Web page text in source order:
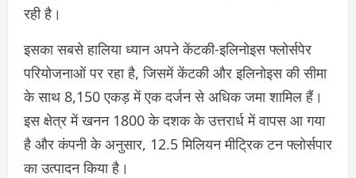
रही है।
इसका सबसे हालिया ध्यान अपने केंटकी-इलिनोइस फ्लोर्सपेर
परियोजनाओं पर रहा है, जिसमें केंटकी और इलिनोइस की सीमा
के साथ 8,150 एकड़ में एक दर्जन से अधिक जमा शामिल हैं।
इस क्षेत्र में खनन 1800 के दशक के उत्तरार्ध में वापस आ गया
है और कंपनी के अनुसार, 12.5 मिलियन मीट्रिक टन फ्लोर्सपार
का उत्पादन किया है।